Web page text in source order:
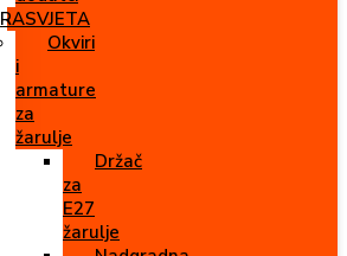
RASVJETA
Okviri
i
armature
za
žarulje
Držač
za
E27
žarulje